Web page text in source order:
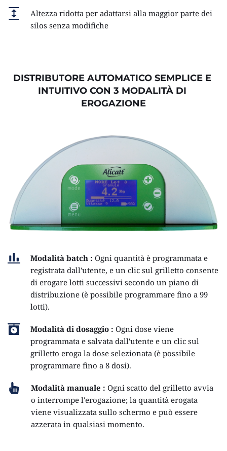
Altezza ridotta per adattarsi alla maggior parte dei
silos senza modifiche
DISTRIBUTORE AUTOMATICO SEMPLICE E
INTUITIVO CON 3 MODALITÀ DI
EROGAZIONE
Modalità batch : Ogni quantità è programmata e
registrata dall'utente, e un clic sul grilletto consente
di erogare lotti successivi secondo un piano di
distribuzione (è possibile programmare fino a 99
lotti).
Modalità di dosaggio : Ogni dose viene
programmata e salvata dall'utente e un clic sul
grilletto eroga la dose selezionata (è possibile
programmare fino a 8 dosi).
Modalità manuale : Ogni scatto del grilletto avvia
o interrompe l'erogazione; la quantità erogata
viene visualizzata sullo schermo e può essere
azzerata in qualsiasi momento.